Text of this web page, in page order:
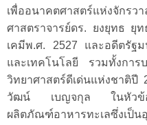
เพื่ออนาคตศาสตร์แห่งจั
ศาสตราจารย์ดร. ยงยุทธ ยุท
เคมีพ.ศ. 2527 และอดีตรัฐม
และเทคโนโลยี รวมทั้งการบ
วิทยาศาสตร์ดีเด่นแห่งชาติปี
วัฒน์ เบญจกุล ในหัวข้อที่
ผลิตภัณฑ์อาหารทะเลซึ่งเป็